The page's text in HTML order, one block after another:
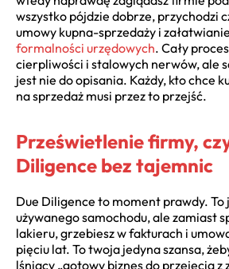
wszystko pójdzie dobrze, przychodzi
umowy kupna-sprzedaży i
formalności urzędowych. Cały
cierpliwości i stalowych nerwów, ale
jest nie do opisania. Każdy, kto chce
na sprzedaż musi przez to przejść.
Prześwietlenie firmy,
Diligence bez tajemnic
Due Diligence to moment prawdy. To
używanego samochodu, ale zamiast
lakieru, grzebiesz w fakturach i
pięciu lat. To twoja jedyna szansa,
lśniący „gotowy biznes do przejęcia z